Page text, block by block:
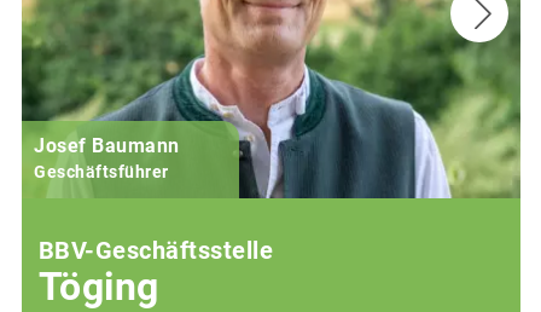
Josef Baumann
Geschäftsführer
BBV-Geschäftsstelle
Töging